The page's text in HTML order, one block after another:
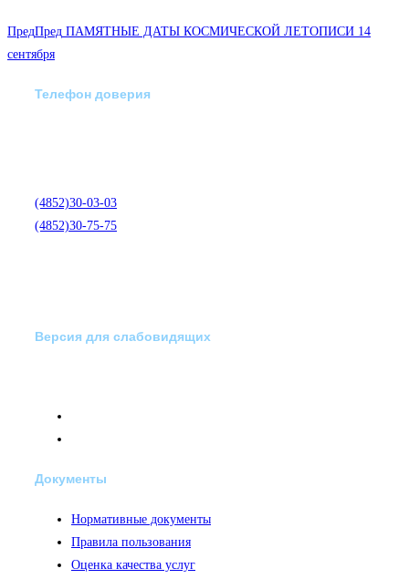
ПредПред ПАМЯТНЫЕ ДАТЫ КОСМИЧЕСКОЙ ЛЕТОПИСИ 14
сентября
Телефон доверия
(4852)30-03-03
(4852)30-75-75
Версия для слабовидящих
Документы
Нормативные документы
Правила пользования
Оценка качества услуг